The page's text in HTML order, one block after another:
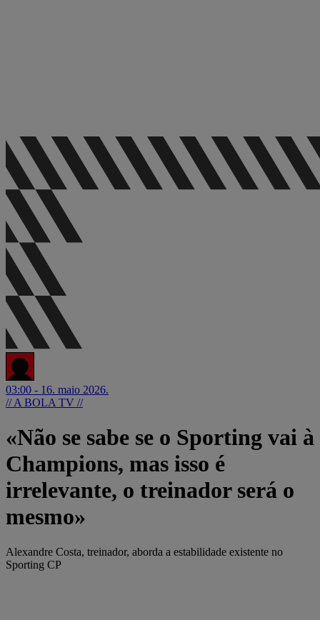
03:00 - 16. maio 2026.
// A BOLA TV //
«Não se sabe se o Sporting vai à
Champions, mas isso é
irrelevante, o treinador será o
mesmo»
Alexandre Costa, treinador, aborda a estabilidade existente no
Sporting CP